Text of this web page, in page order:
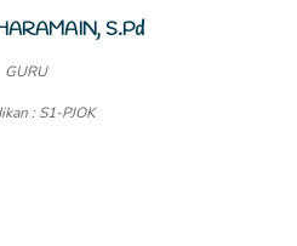
S.Pd
GURU
: S1-PJOK